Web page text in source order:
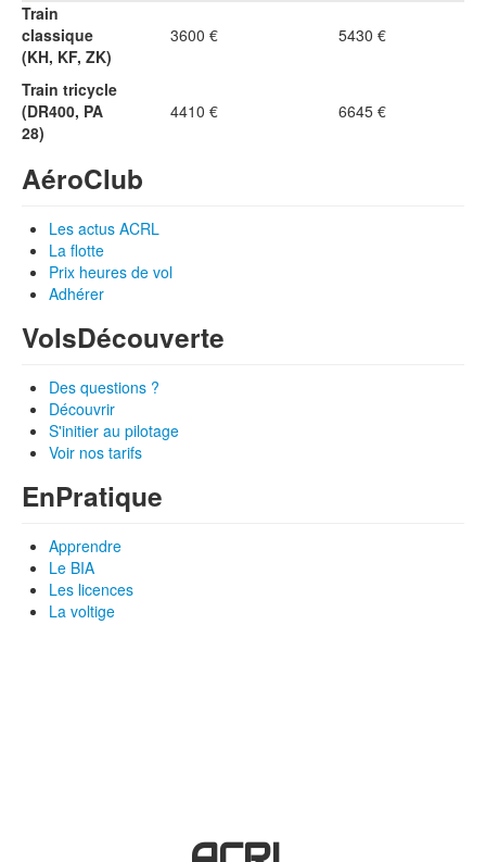
Train
classique
(KH, KF, ZK)
3600 € 5430 €
Train tricycle
(DR400, PA
28)
4410 € 6645 €
AéroClub
Les actus ACRL
La flotte
Prix heures de vol
Adhérer
VolsDécouverte
Des questions ?
Découvrir
S'initier au pilotage
Voir nos tarifs
EnPratique
Apprendre
Le BIA
Les licences
La voltige